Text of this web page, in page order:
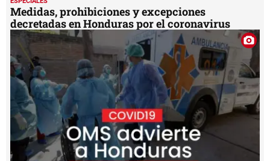
Medidas, prohibiciones y excepciones
decretadas en Honduras por el coronavirus